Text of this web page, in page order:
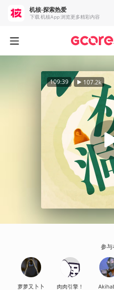
109:39 107.2k
参与
萝萝又卜卜 肉肉引擎！
机核-探索热爱
下载 机核App 浏览更多精彩内容